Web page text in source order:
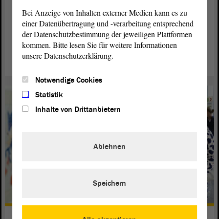
The mandate
Regarding the election and the tasks of the delegates.
read more
Bei Anzeige von Inhalten externer Medien kann es zu
einer Datenübertragung und -verarbeitung entsprechend
der Datenschutzbestimmung der jeweiligen Plattformen
kommen. Bitte lesen Sie für weitere Informationen
unsere Datenschutzerklärung.
Notwendige Cookies
Statistik
Inhalte von Drittanbietern
Ablehnen
Speichern